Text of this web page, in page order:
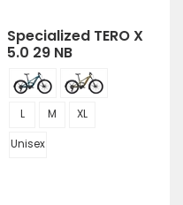
Specialized TERO X
5.0 29 NB
L M
XL
Unisex